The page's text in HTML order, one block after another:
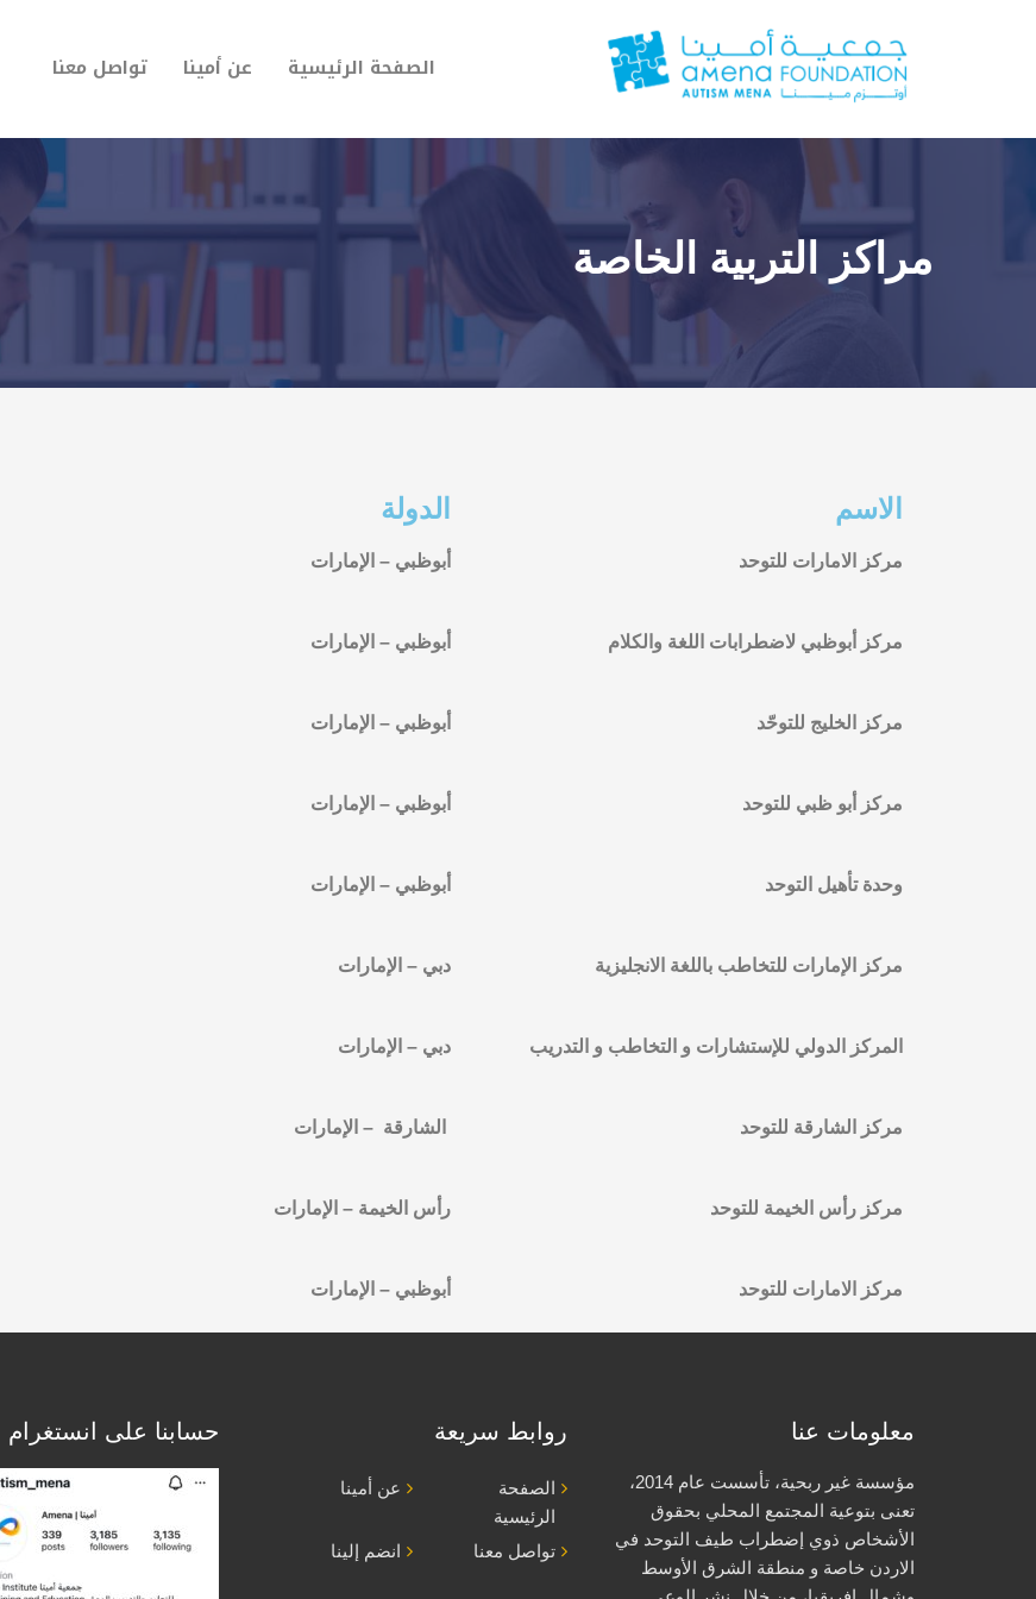
الصفحة الرئيسية عن أمينا تواصل معنا
مراكز التربية الخاصة
الاسم الدولة
مركز الامارات للتوحد أبوظبي – الإمارات
مركز أبوظبي لاضطرابات اللغة والكلام أبوظبي – الإمارات
مركز الخليج للتوحّد أبوظبي – الإمارات
مركز أبو ظبي للتوحد أبوظبي – الإمارات
وحدة تأهيل التوحد أبوظبي – الإمارات
مركز الإمارات للتخاطب باللغة الانجليزية دبي – الإمارات
المركز الدولي للإستشارات و التخاطب و التدريب دبي – الإمارات
مركز الشارقة للتوحد الشارقة – الإمارات
مركز رأس الخيمة للتوحد رأس الخيمة – الإمارات
مركز الامارات للتوحد أبوظبي – الإمارات
معلومات عنا
مؤسسة غير ربحية، تأسست عام 2014،
تعنى بتوعية المجتمع المحلي بحقوق
الأشخاص ذوي إضطراب طيف التوحد في
الاردن خاصة و منطقة الشرق الأوسط
روابط سريعة
الصفحة
الرئيسية
عن أمينا
تواصل معنا انضم إلينا
حسابنا على انستغرام